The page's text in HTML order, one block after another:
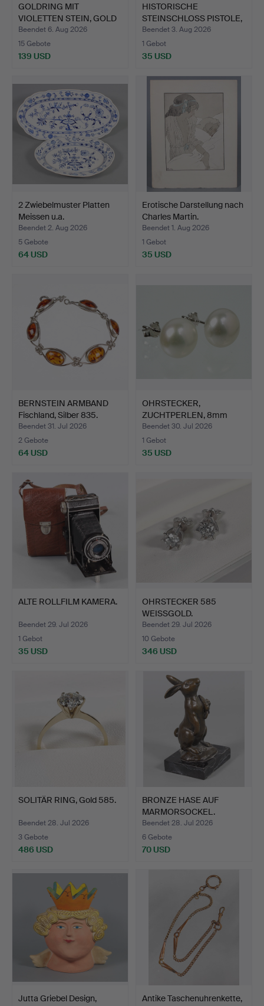
GOLDRING MIT
VIOLETTEN STEIN, GOLD
333.
Beendet 6. Aug 2026
15 Gebote
139 USD
HISTORISCHE
STEINSCHLOSS PISTOLE,
Replik.
Beendet 3. Aug 2026
1 Gebot
35 USD
2 Zwiebelmuster Platten
Meissen u.a.
Beendet 2. Aug 2026
5 Gebote
64 USD
Erotische Darstellung nach
Charles Martin.
Beendet 1. Aug 2026
1 Gebot
35 USD
BERNSTEIN ARMBAND
Fischland, Silber 835.
Beendet 31. Jul 2026
2 Gebote
64 USD
OHRSTECKER,
ZUCHTPERLEN, 8mm
SILBER 925.
Beendet 30. Jul 2026
1 Gebot
35 USD
ALTE ROLLFILM KAMERA.
Beendet 29. Jul 2026
1 Gebot
35 USD
OHRSTECKER 585
WEISSGOLD.
Beendet 29. Jul 2026
10 Gebote
346 USD
SOLITÄR RING, Gold 585.
Beendet 28. Jul 2026
3 Gebote
486 USD
BRONZE HASE AUF
MARMORSOCKEL.
Beendet 28. Jul 2026
6 Gebote
70 USD
Jutta Griebel Design,
Antike Taschenuhrenkette,